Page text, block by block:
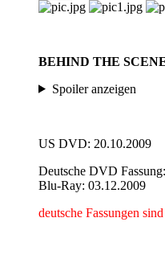
BEHIND THE
Spoiler anzeigen
US DVD: 20.10.2009
Deutsche DVD
Blu-Ray: 03.12.2009
deutsche Fassungen